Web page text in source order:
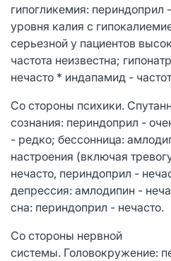
гипогликемия: периндоприл
уровня калия с
серьезной у пациентов
частота неизвестна;
нечасто * индапамид -
Со стороны психики.
сознания: периндоприл -
- редко; бессонница:
настроения (включая
нечасто, периндоприл -
депрессия: амлодипин -
сна: периндоприл - нечасто.
Со стороны нервной
системы. Головокружение: